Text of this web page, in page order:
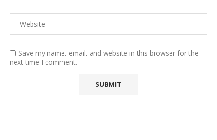
Save my name, email, and website in this browser for the
next time I comment.